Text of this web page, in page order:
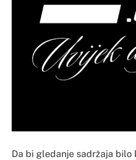
Da bi gledanje sadržaja bilo